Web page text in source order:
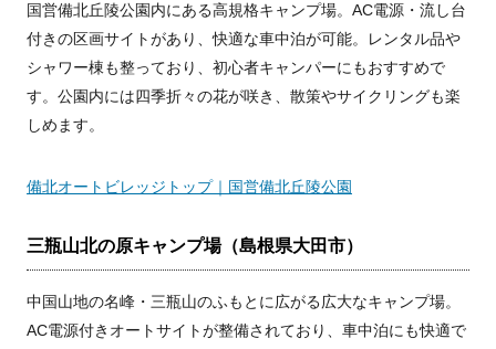
国営備北丘陵公園内にある高規格キャンプ場。AC電源・流し台
付きの区画サイトがあり、快適な車中泊が可能。レンタル品や
シャワー棟も整っており、初心者キャンパーにもおすすめで
す。公園内には四季折々の花が咲き、散策やサイクリングも楽
しめます。
備北オートビレッジトップ｜国営備北丘陵公園
三瓶山北の原キャンプ場（島根県大田市）
中国山地の名峰・三瓶山のふもとに広がる広大なキャンプ場。
AC電源付きオートサイトが整備されており、車中泊にも快適で